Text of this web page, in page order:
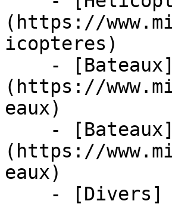
(https://
icopteres)
(https://
eaux)
(https://
eaux)